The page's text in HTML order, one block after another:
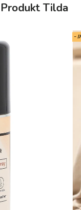
Tilda
-